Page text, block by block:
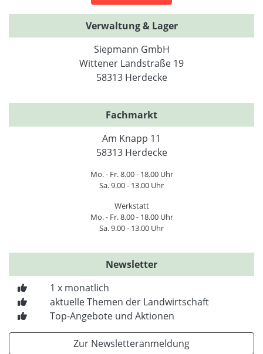
Verwaltung & Lager
Siepmann GmbH
Wittener Landstraße 19
58313 Herdecke
Fachmarkt
Am Knapp 11
58313 Herdecke
Mo. - Fr. 8.00 - 18.00 Uhr
Sa. 9.00 - 13.00 Uhr
Werkstatt
Mo. - Fr. 8.00 - 18.00 Uhr
Sa. 9.00 - 13.00 Uhr
Newsletter
1 x monatlich
aktuelle Themen der Landwirtschaft
Top-Angebote und Aktionen
Zur Newsletteranmeldung